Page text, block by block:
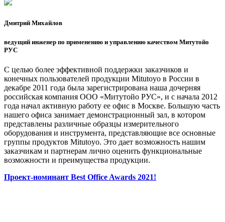
Дмитрий Михайлов
ведущий инженер по применению и управлению качеством Митутойо
РУС
С целью более эффективной поддержки заказчиков и
конечных пользователей продукции Mitutoyo в России в
декабре 2011 года была зарегистрирована наша дочерняя
российская компания ООО «Митутойо РУС», и с начала 2012
года начал активную работу ее офис в Москве. Большую часть
нашего офиса занимает демонстрационный зал, в котором
представлены различные образцы измерительного
оборудования и инструмента, представляющие все основные
группы продуктов Mitutoyo. Это дает возможность нашим
заказчикам и партнерам лично оценить функциональные
возможности и преимущества продукции.
Проект-номинант Best Office Awards 2021!